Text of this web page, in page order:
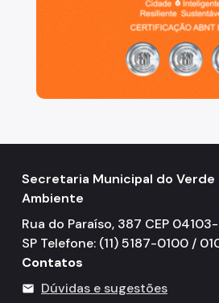
Secretaria Municipal do Verde
Ambiente
Rua do Paraíso, 387 CEP
SP Telefone: (11) 5187-0100 /
Contatos
mail
Dúvidas e sugestões